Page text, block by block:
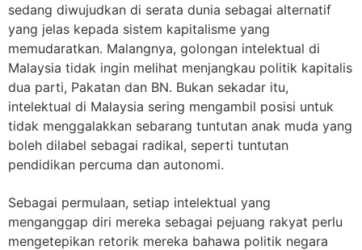
sedang diwujudkan di serata dunia sebagai alternatif
yang jelas kepada sistem kapitalisme yang
memudaratkan. Malangnya, golongan intelektual di
Malaysia tidak ingin melihat menjangkau politik kapitalis
dua parti, Pakatan dan BN. Bukan sekadar itu,
intelektual di Malaysia sering mengambil posisi untuk
tidak menggalakkan sebarang tuntutan anak muda yang
boleh dilabel sebagai radikal, seperti tuntutan
pendidikan percuma dan autonomi.
Sebagai permulaan, setiap intelektual yang
menganggap diri mereka sebagai pejuang rakyat perlu
mengetepikan retorik mereka bahawa politik negara